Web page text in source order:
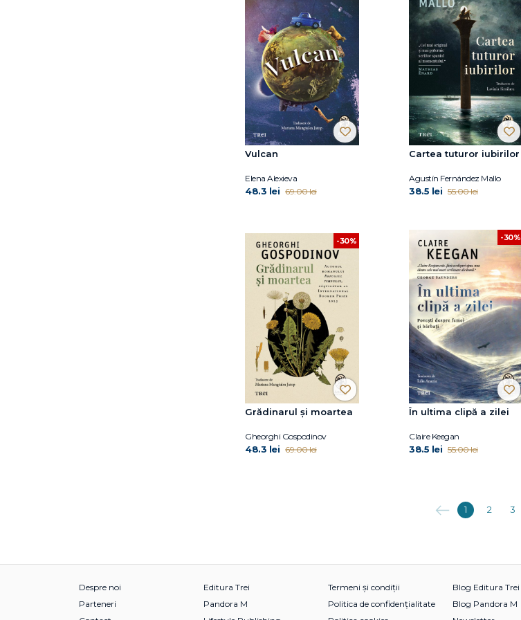
Pilar Adón
Rachel Yoder
Vulcan
Elena Alexieva
48.3 lei 69.00 lei
Cartea tuturor iubirilor
Agustín Fernández Mallo
38.5 lei 55.00 lei
-30%
Grădinarul și moartea
Gheorghi Gospodinov
48.3 lei 69.00 lei
-30%
În ultima clipă a zilei
Claire Keegan
38.5 lei 55.00 lei
Anterioara
1 2 3
Despre noi
Parteneri
Editura Trei
Pandora M
Termeni și condiții
Politica de confidențialitate
Blog Editura Trei
Blog Pandora M